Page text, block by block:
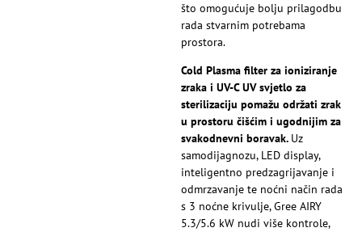
što omogućuje bolju prilagodbu
rada stvarnim potrebama
prostora.
Cold Plasma filter za ioniziranje
zraka i UV-C UV svjetlo za
sterilizaciju pomažu održati zrak
u prostoru čišćim i ugodnijim za
svakodnevni boravak. Uz
samodijagnozu, LED display,
inteligentno predzagrijavanje i
odmrzavanje te noćni način rada
s 3 noćne krivulje, Gree AIRY
5.3/5.6 kW nudi više kontrole,